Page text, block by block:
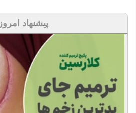
پیشنهاد امروز